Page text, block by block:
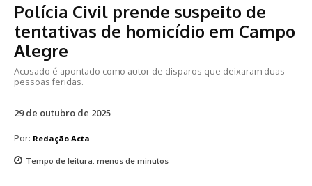
Polícia Civil prende suspeito de
tentativas de homicídio em Campo
Alegre
Acusado é apontado como autor de disparos que deixaram duas
pessoas feridas.
29 de outubro de 2025
Por: Redação Acta
Tempo de leitura: menos de minutos